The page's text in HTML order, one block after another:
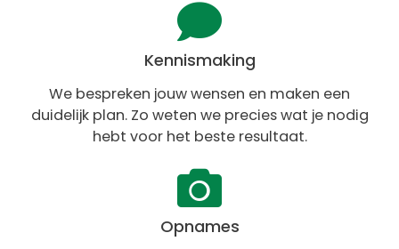
Kennismaking
We bespreken jouw wensen en maken een
duidelijk plan. Zo weten we precies wat je nodig
hebt voor het beste resultaat.
Opnames